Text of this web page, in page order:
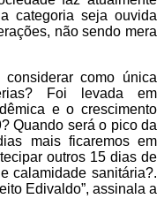
categoria seja ouvida
não sendo mera
como única
Foi levada em
e o crescimento
Quando será o pico da
mais ficaremos em
outros 15 dias de
calamidade sanitária?.
Edivaldo”, assinala a